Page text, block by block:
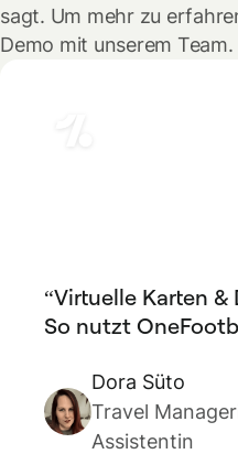
sagt. Um mehr zu
Demo mit unserem Team.
Virtuelle Karten &
So nutzt
Dora Süto
Travel
Assistentin